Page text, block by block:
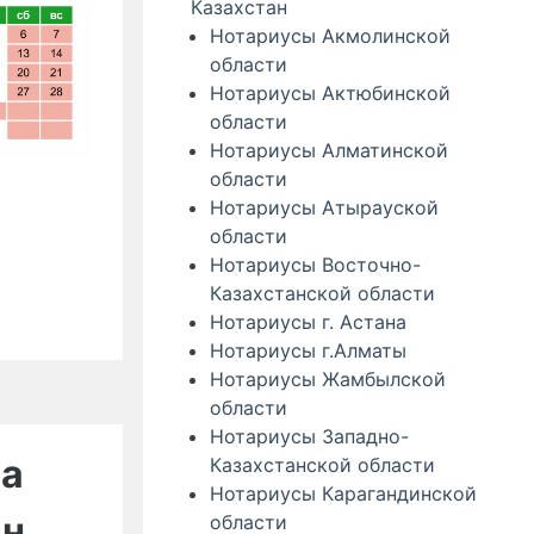
Казахстан
Нотариусы Акмолинской
области
Нотариусы Актюбинской
области
Нотариусы Алматинской
области
Нотариусы Атырауской
области
Нотариусы Восточно-
Казахстанской области
Нотариусы г. Астана
Нотариусы г.Алматы
Нотариусы Жамбылской
области
Нотариусы Западно-
Казахстанской области
Нотариусы Карагандинской
области